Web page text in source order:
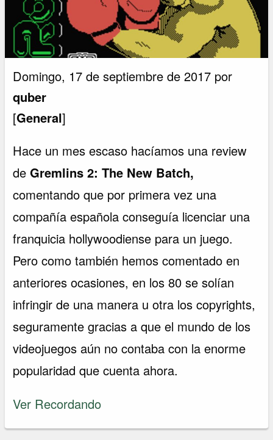
Domingo, 17 de septiembre de 2017 por
quber
[General]
Hace un mes escaso hacíamos una review
deGremlins 2: The New Batch,
comentando que por primera vez una
compañía española conseguía licenciar una
franquicia hollywoodiense para un juego.
Pero como también hemos comentado en
anteriores ocasiones, en los 80 se solían
infringir de una manera u otra los copyrights,
seguramente gracias a que el mundo de los
videojuegos aún no contaba con la enorme
popularidad que cuenta ahora.
Ver Recordando